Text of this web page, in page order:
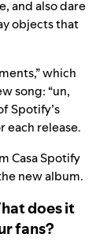
and also dare
objects that
which
song: “un,
Spotify’s
release.
Casa Spotify
new album.
does it
fans?